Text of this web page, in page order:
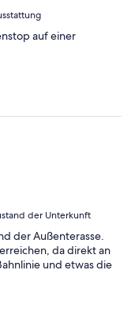
auf einer
der Unterkunft
der Außenterasse.
da direkt an
und etwas die